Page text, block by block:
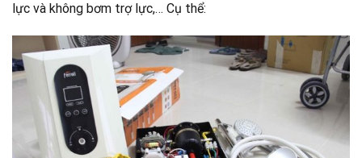
lực và không bơm trợ lực,… Cụ thể: